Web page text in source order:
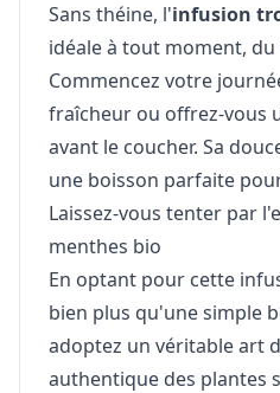
Sans théine, l'infusion
idéale à tout moment,
Commencez votre
fraîcheur ou offrez-vous
avant le coucher. Sa
une boisson parfaite
Laissez-vous tenter par
menthes bio
En optant pour cette
bien plus qu'une simple
adoptez un véritable art
authentique des plantes